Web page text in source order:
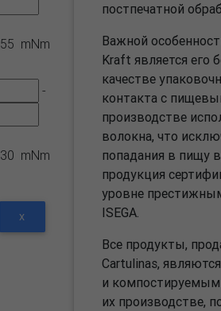
55 mNm
-
30 mNm
X
постпечатной
Важной
Kraft является его
качестве
контакта с
производстве
волокна, что
попадания в пищу
продукция
уровне
ISEGA.
Все продукты,
Cartulinas,
и
их производстве,